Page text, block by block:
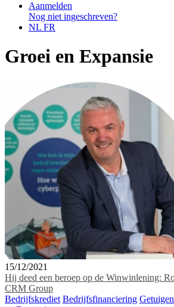
Aanmelden
Nog niet ingeschreven?
NL FR
Groei en Expansie
15/12/2021
Hij deed een beroep op de Winwinlening:
CRM Group
Bedrijfskrediet Bedrijfsfinanciering